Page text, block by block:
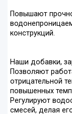
Повышают
конструкций.
Наши добавки,
Позволяют
отрицательной
повышенных
Регулируют
смесей, делая